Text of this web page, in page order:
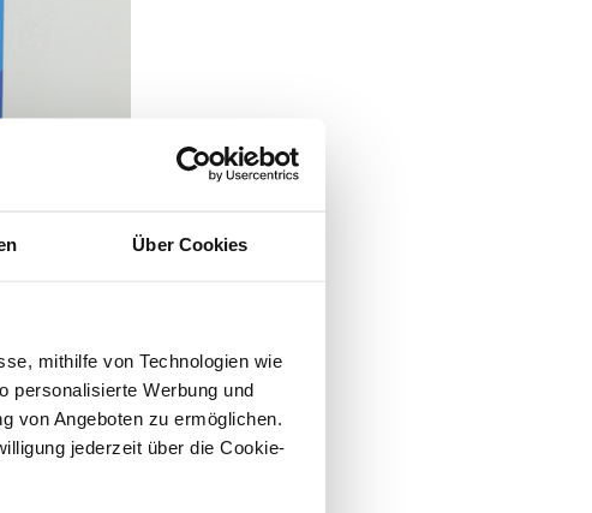
Über Cookies
mithilfe von Technologien wie
personalisierte Werbung und
von Angeboten zu ermöglichen.
jederzeit über die Cookie-